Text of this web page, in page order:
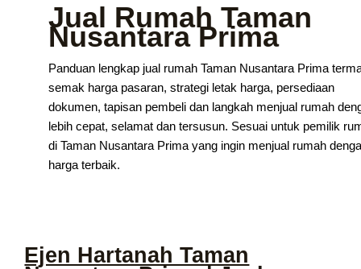
Jual Rumah Taman
Nusantara Prima
Panduan lengkap jual rumah Taman Nusantara Prima
semak harga pasaran, strategi letak harga, persediaan
dokumen, tapisan pembeli dan langkah menjual rumah
lebih cepat, selamat dan tersusun. Sesuai untuk pemilik
di Taman Nusantara Prima yang ingin menjual rumah
harga terbaik.
Ejen Hartanah Taman